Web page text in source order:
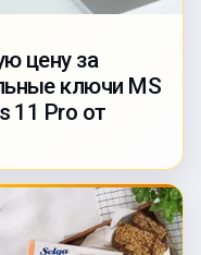
цену за
ключи MS
11 Pro от